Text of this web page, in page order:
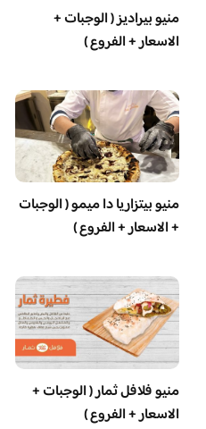
منيو بيراديز ( الوجبات +
الاسعار + الفروع )
منيو بيتزاريا دا ميمو ( الوجبات
+ الاسعار + الفروع )
منيو فلافل ثمار ( الوجبات +
الاسعار + الفروع )